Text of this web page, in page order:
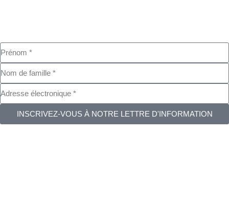
INSCRIVEZ-VOUS À NOTRE LETTRE D'INFORMATION